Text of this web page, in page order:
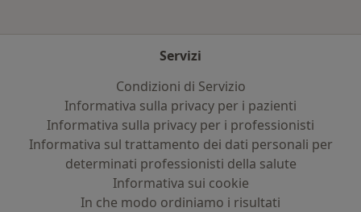
Servizi
Condizioni di Servizio
Informativa sulla privacy per i pazienti
Informativa sulla privacy per i professionisti
Informativa sul trattamento dei dati personali per
determinati professionisti della salute
Informativa sui cookie
In che modo ordiniamo i risultati